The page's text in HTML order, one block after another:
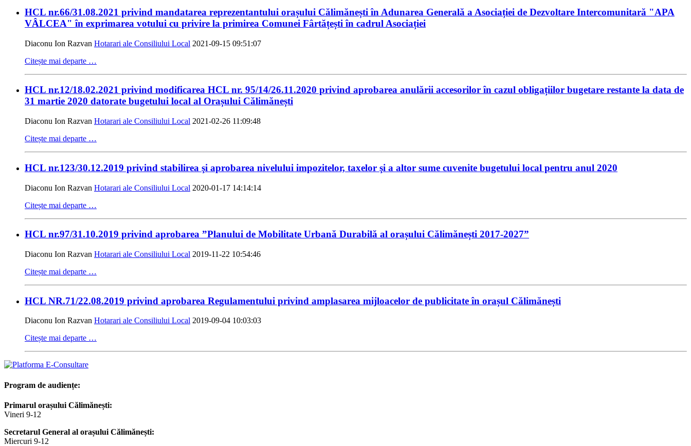
HCL nr.66/31.08.2021 privind mandatarea reprezentantului orașului Călimănești în Adunarea Generală a Asociației de Dezvoltare Intercomunitară "APA
VÂLCEA" în exprimarea votului cu privire la primirea Comunei Fârtățești în cadrul Asociației
Diaconu Ion Razvan Hotarari ale Consiliului Local 2021-09-15 09:51:07
Citește mai departe …
HCL nr.12/18.02.2021 privind modificarea HCL nr. 95/14/26.11.2020 privind aprobarea anulării accesorilor în cazul obligațiilor bugetare restante la data de
31 martie 2020 datorate bugetului local al Orașului Călimănești
Diaconu Ion Razvan Hotarari ale Consiliului Local 2021-02-26 11:09:48
Citește mai departe …
HCL nr.123/30.12.2019 privind stabilirea şi aprobarea nivelului impozitelor, taxelor şi a altor sume cuvenite bugetului local pentru anul 2020
Diaconu Ion Razvan Hotarari ale Consiliului Local 2020-01-17 14:14:14
Citește mai departe …
HCL nr.97/31.10.2019 privind aprobarea ”Planului de Mobilitate Urbană Durabilă al orașului Călimănești 2017-2027”
Diaconu Ion Razvan Hotarari ale Consiliului Local 2019-11-22 10:54:46
Citește mai departe …
HCL NR.71/22.08.2019 privind aprobarea Regulamentului privind amplasarea mijloacelor de publicitate în orașul Călimănești
Diaconu Ion Razvan Hotarari ale Consiliului Local 2019-09-04 10:03:03
Citește mai departe …
Program de audiențe:
Primarul orașului Călimănești:
Vineri 9-12
Secretarul General al orașului Călimănești:
Miercuri 9-12